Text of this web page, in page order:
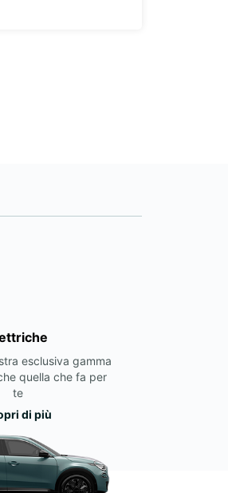
esclusiva gamma
quella che fa per
te
di più